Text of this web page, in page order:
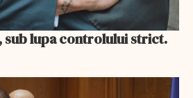
sub lupa controlului strict.